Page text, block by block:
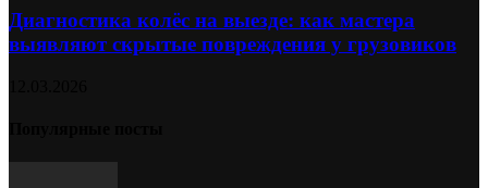
Диагностика колёс на выезде: как мастера
выявляют скрытые повреждения у грузовиков